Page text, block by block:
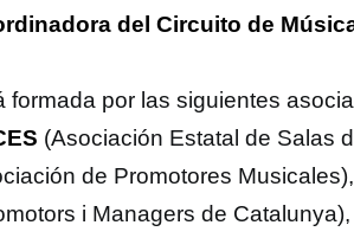
del Circuito de
formada por las siguientes
(Asociación Estatal de Salas
de Promotores Musicales),
i Managers de Catalunya),